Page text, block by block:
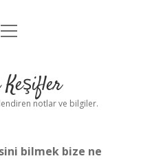
Uyarı
menüyü
Keşifler
notlar ve bilgiler.
bilmek bize ne